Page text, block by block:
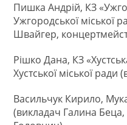
Пишка Андрій, КЗ
Ужгородської міської
Швайгер,
Рішко Дана, КЗ
Хустської міської
Васильчук Кирило,
(викладач Галина